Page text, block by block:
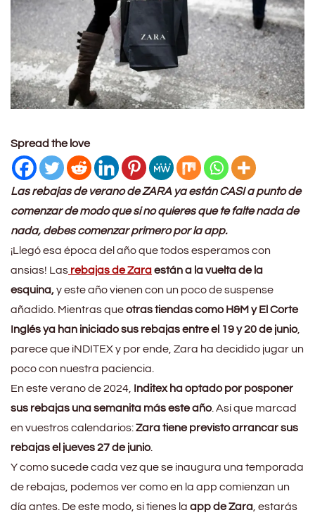
Spread the love
Las rebajas de verano de ZARA ya están CASI a punto de
comenzar de modo que si no quieres que te falte nada de
nada, debes comenzar primero por la app.
¡Llegó esa época del año que todos esperamos con
ansias! Las rebajas de Zaraestán a la vuelta de la
esquina,y este año vienen con un poco de suspense
añadido. Mientras queotras tiendas como H&M y El Corte
Inglés ya han iniciado sus rebajas entre el 19 y 20 de junio,
parece que iNDITEX y por ende, Zara ha decidido jugar un
poco con nuestra paciencia.
En este verano de 2024, Inditex ha optado por posponer
sus rebajas una semanita más este año. Así que marcad
en vuestros calendarios:Zara tiene previsto arrancar sus
rebajas el jueves 27 de junio.
Y como sucede cada vez que se inaugura una temporada
de rebajas, podemos ver como en la app comienzan un
día antes. De este modo, si tienes la app de Zara , estarás